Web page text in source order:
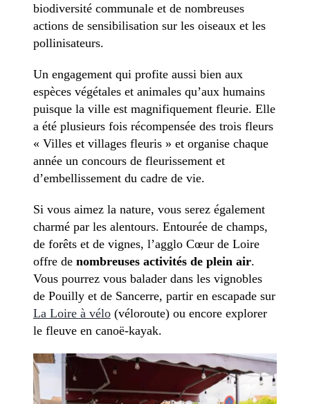
biodiversité communale et de nombreuses
actions de sensibilisation sur les oiseaux et les
pollinisateurs.
Un engagement qui profite aussi bien aux
espèces végétales et animales qu’aux humains
puisque la ville est magnifiquement fleurie. Elle
a été plusieurs fois récompensée des trois fleurs
« Villes et villages fleuris » et organise chaque
année un concours de fleurissement et
d’embellissement du cadre de vie.
Si vous aimez la nature, vous serez également
charmé par les alentours. Entourée de champs,
de forêts et de vignes, l’agglo Cœur de Loire
offre de nombreuses activités de plein air.
Vous pourrez vous balader dans les vignobles
de Pouilly et de Sancerre, partir en escapade sur
La Loire à vélo(véloroute) ou encore explorer
le fleuve en canoë-kayak.